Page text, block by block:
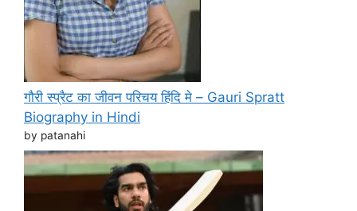
गौरी स्प्रैट का जीवन परिचय हिंदि मे – Gauri Spratt
Biography in Hindi
by patanahi